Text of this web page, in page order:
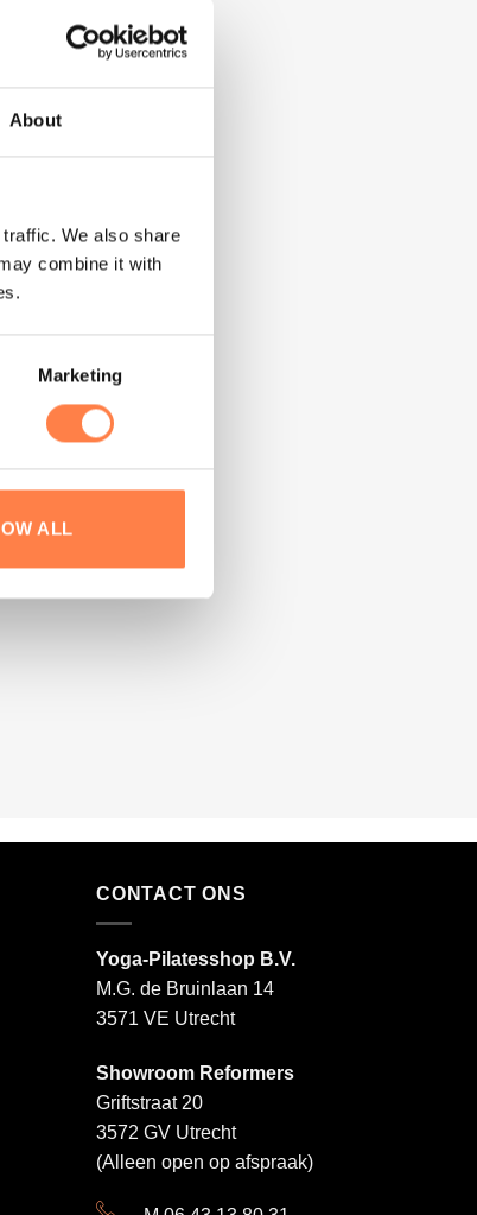
About
We also share
combine it with
Marketing
ALL
CONTACT ONS
Yoga-Pilatesshop B.V.
M.G. de Bruinlaan 14
3571 VE Utrecht
Showroom Reformers
Griftstraat 20
3572 GV Utrecht
(Alleen open op afspraak)